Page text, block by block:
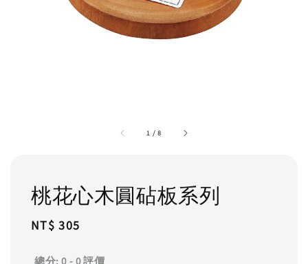
1 /8
桃花心木圓砧板系列
Regular
NT$ 305
總分:0 - 0評價